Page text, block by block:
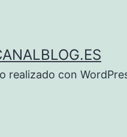
realizado con